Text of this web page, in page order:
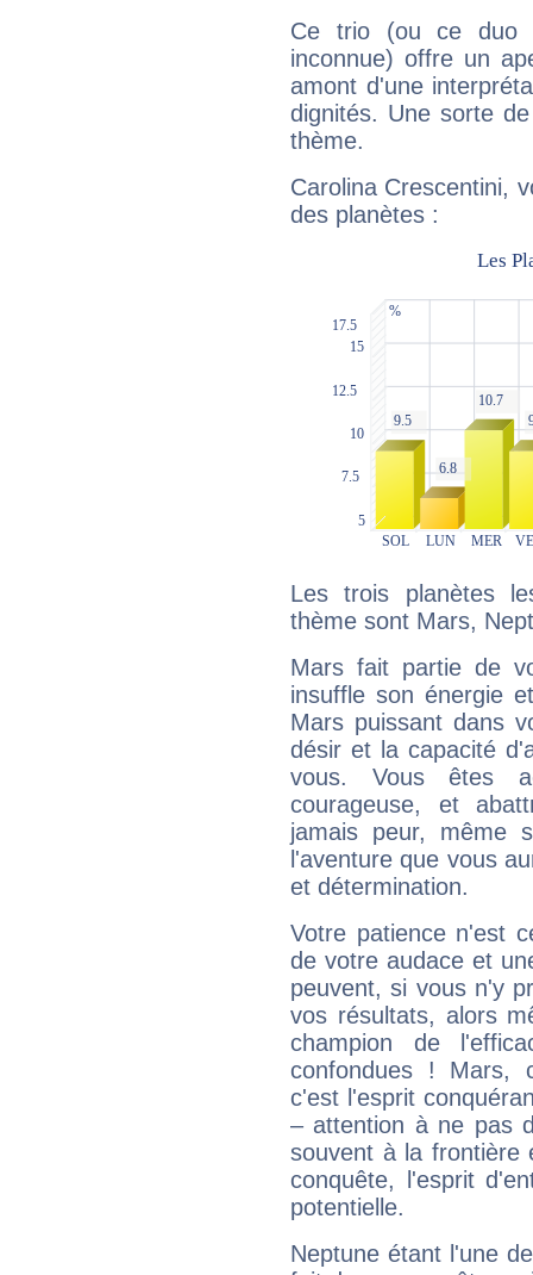
Ce trio (ou ce duo
inconnue) offre un
amont d'une
dignités. Une sorte
thème.
Carolina Crescentini,
des planètes :
Les trois planètes
thème sont Mars,
Mars fait partie de
insuffle son énergie
Mars puissant dans
désir et la capacité
vous. Vous êtes
courageuse, et
jamais peur, même
l'aventure que vous
et détermination.
Votre patience n'est
de votre audace et
peuvent, si vous n'y
vos résultats, alors
champion de
confondues ! Mars,
c'est l'esprit
– attention à ne pas
souvent à la frontière
conquête, l'esprit
potentielle.
Neptune étant l'une